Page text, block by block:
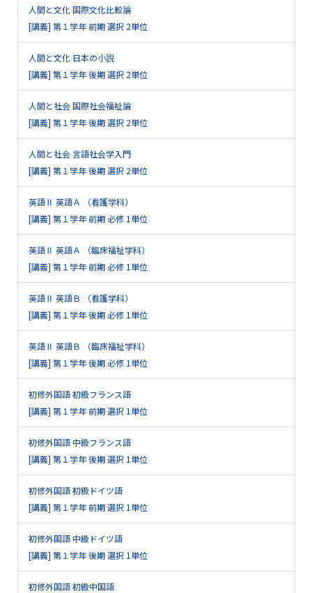
人間と文化 国際文化比較論
[講義] 第１学年 前期 選択 2単位
人間と文化 日本の小説
[講義] 第１学年 後期 選択 2単位
人間と社会 国際社会福祉論
[講義] 第１学年 後期 選択 2単位
人間と社会 言語社会学入門
[講義] 第１学年 後期 選択 2単位
英語Ⅱ 英語Ａ （看護学科）
[講義] 第１学年 前期 必修 1単位
英語Ⅱ 英語Ａ （臨床福祉学科）
[講義] 第１学年 前期 必修 1単位
英語Ⅱ 英語Ｂ （看護学科）
[講義] 第１学年 後期 必修 1単位
英語Ⅱ 英語Ｂ （臨床福祉学科）
[講義] 第１学年 後期 必修 1単位
初修外国語 初級フランス語
[講義] 第１学年 前期 選択 1単位
初修外国語 中級フランス語
[講義] 第１学年 後期 選択 1単位
初修外国語 初級ドイツ語
[講義] 第１学年 前期 選択 1単位
初修外国語 中級ドイツ語
[講義] 第１学年 後期 選択 1単位
初修外国語 初級中国語